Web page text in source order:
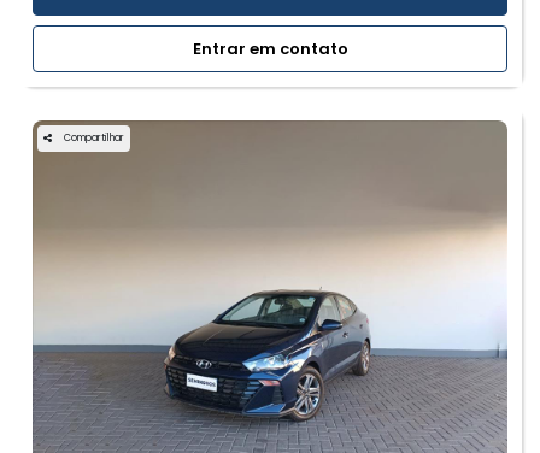
Entrar em contato
Compartilhar